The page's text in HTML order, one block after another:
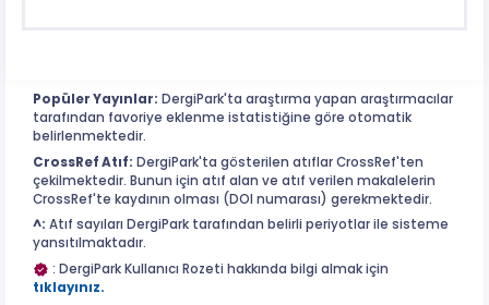
Popüler Yayınlar: DergiPark'ta araştırma yapan araştırmacılar
tarafından favoriye eklenme istatistiğine göre otomatik
belirlenmektedir.
CrossRef Atıf: DergiPark'ta gösterilen atıflar CrossRef'ten
çekilmektedir. Bunun için atıf alan ve atıf verilen makalelerin
CrossRef'te kaydının olması (DOI numarası) gerekmektedir.
^: Atıf sayıları DergiPark tarafından belirli periyotlar ile sisteme
yansıtılmaktadır.
: DergiPark Kullanıcı Rozeti hakkında bilgi almak için
tıklayınız.